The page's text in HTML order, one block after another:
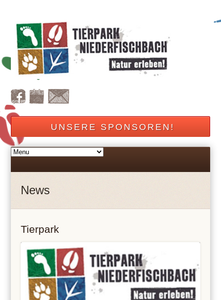
UNSERE SPONSOREN!
News
Tierpark